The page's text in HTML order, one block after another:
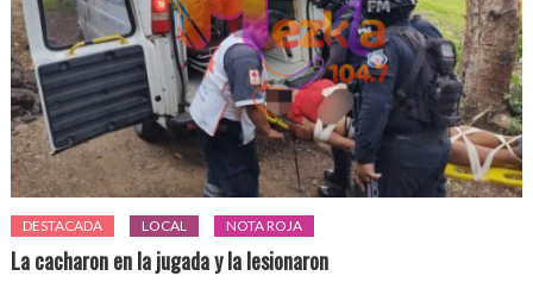
DESTACADA LOCAL NOTA ROJA
La cacharon en la jugada y la lesionaron